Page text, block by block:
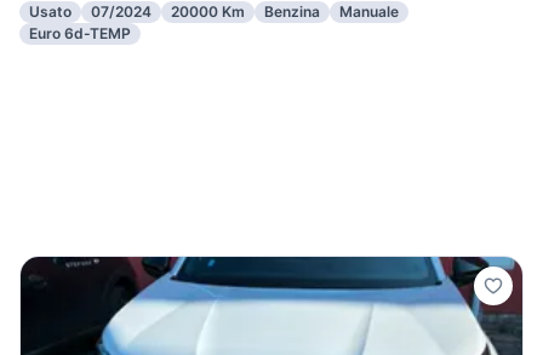
Usato
07/2024 20000 Km Benzina
Manuale
Euro 6d-TEMP